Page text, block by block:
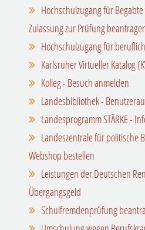
Hochschulzugang für
Zulassung zur Prüfung
Hochschulzugang für
Karlsruher Virtueller Katalog
Kolleg - Besuch anmelden
Landesbibliothek -
Landesprogramm STÄRKE -
Landeszentrale für politische
Webshop bestellen
Leistungen der Deutschen
Übergangsgeld
Schulfremdenprüfung